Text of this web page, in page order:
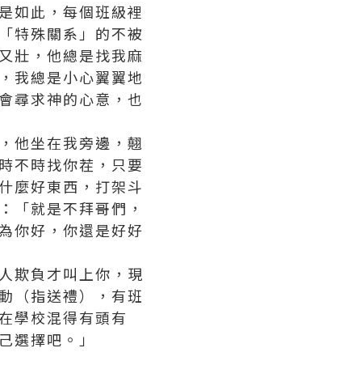
如此，每個班級裡
特殊關系」的不被
壯，他總是找我麻
我總是小心翼翼地
尋求神的心意，也
他坐在我旁邊，翹
不時找你茬，只要
麼好東西，打架斗
「就是不拜哥們，
你好，你還是好好
欺負才叫上你，現
（指送禮），有班
學校混得有頭有
選擇吧。」